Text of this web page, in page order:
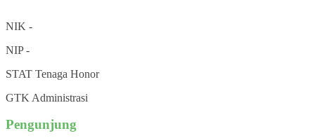
NIK -
NIP-
STAT Tenaga Honor
GTK Administrasi
Pengunjung